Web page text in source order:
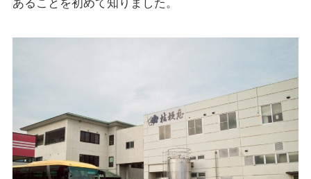
あることを初めて知りました。